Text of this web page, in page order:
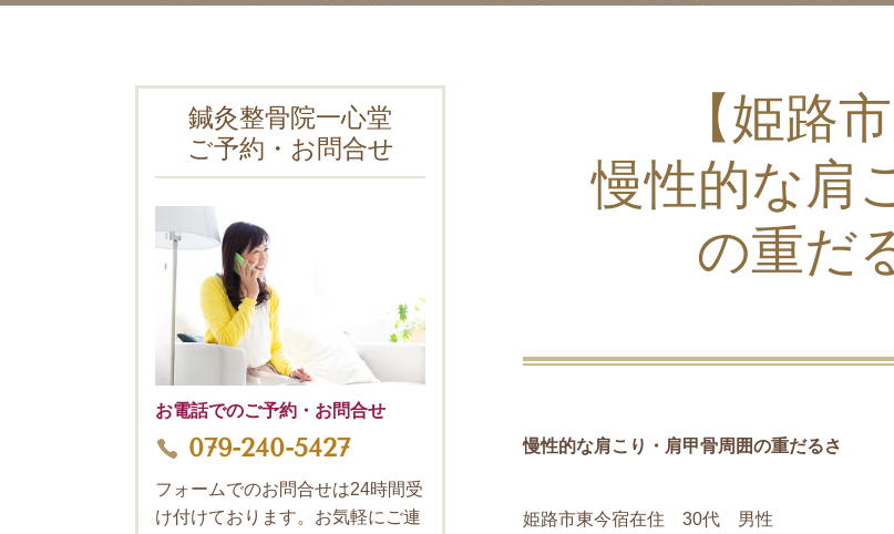
【姫路
慢性的な肩
の重だ
慢性的な肩こり・肩甲骨周囲の重だるさ
姫路市東今宿在住 30代 男性
鍼灸整骨院一心堂
ご予約・お問合せ
お電話でのご予約・お問合せ
079-240-5427
フォームでのお問合せは24時間受
け付けております。お気軽にご連